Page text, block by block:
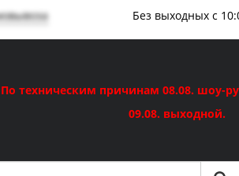
Без выходных с
По техническим причинам 08.08. шоу-
09.08. выходной.